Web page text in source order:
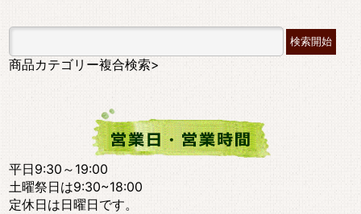
商品カテゴリー複合検索>
平日9:30～19:00
土曜祭日は9:30~18:00
定休日は日曜日です。